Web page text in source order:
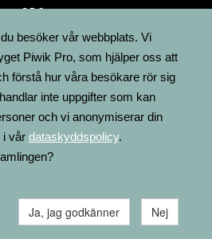
GRO
FINLAND
besöker vår webbplats. Vi
Piwik Pro, som hjälper oss att
förstå hur våra besökare rör sig
inte uppgifter som kan
och vi anonymiserar din
i vår dataskyddspolicy.
Ja, jag godkänner Nej